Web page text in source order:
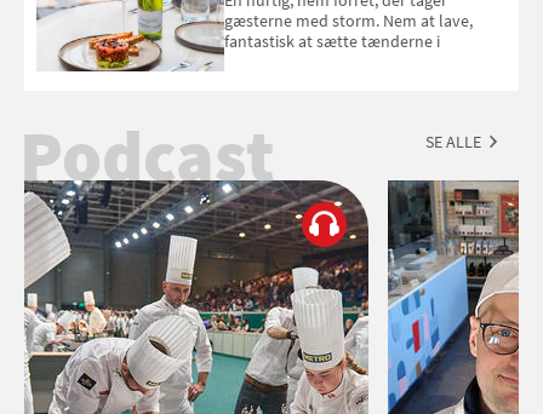
gæsterne med storm. Nem at lave,
fantastisk at sætte tænderne i
Podcast SE ALLE